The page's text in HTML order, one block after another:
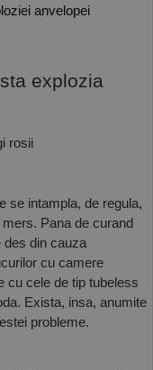
anvelopei
explozia
se intampla, de regula,
Pana de curand
des din cauza
cu camere
cu cele de tip tubeless
Exista, insa, anumite
probleme.